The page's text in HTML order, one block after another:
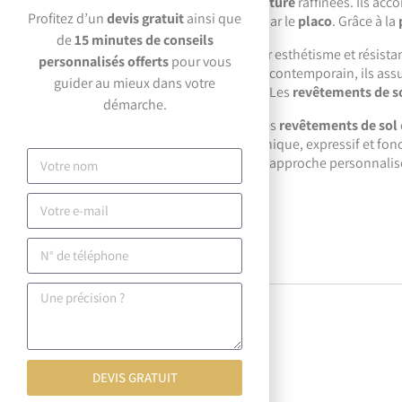
et mettant en valeur les structures créées par leplaco. Grâce à la
revêtements de sol sont l’art de marier esthétisme et
pièce. Du parquet chaleureux au carrelage contemporain, ils
créer un ensemble esthétique et résistant. Les revêtements de
et les revêtements de sol
de transformer votre intérieur en un lieu unique, expressif et
en assurant durabilité et qualité. Avec leur approche
d’expression artistique.
Nous contacter
Lire plus
Contactez-nous
Profitez d’undevis gratuitainsi que
de15 minutes de conseils
personnalisés offertspour vous
guider au mieux dans votre
démarche.
DEVIS GRATUIT